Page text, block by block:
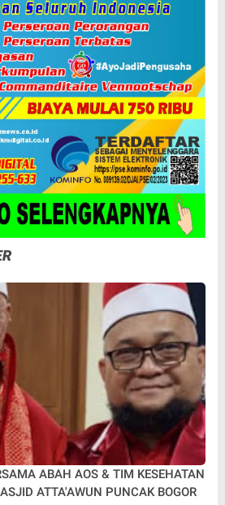
ABAH AOS & TIM KESEHATAN
ATTA'AWUN PUNCAK BOGOR